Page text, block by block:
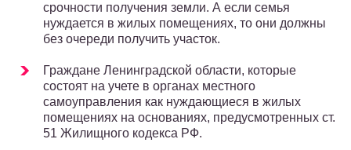
срочности получения земли. А если семья
нуждается в жилых помещениях, то они должны
без очереди получить участок.
Граждане Ленинградской области, которые
состоят на учете в органах местного
самоуправления как нуждающиеся в жилых
помещениях на основаниях, предусмотренных ст.
51 Жилищного кодекса РФ.